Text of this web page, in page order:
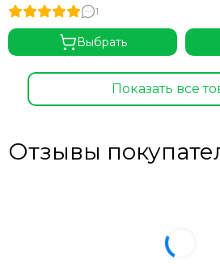
1
Выбрать
Показать все
Отзывы